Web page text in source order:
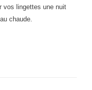
vos lingettes une nuit
chaude.